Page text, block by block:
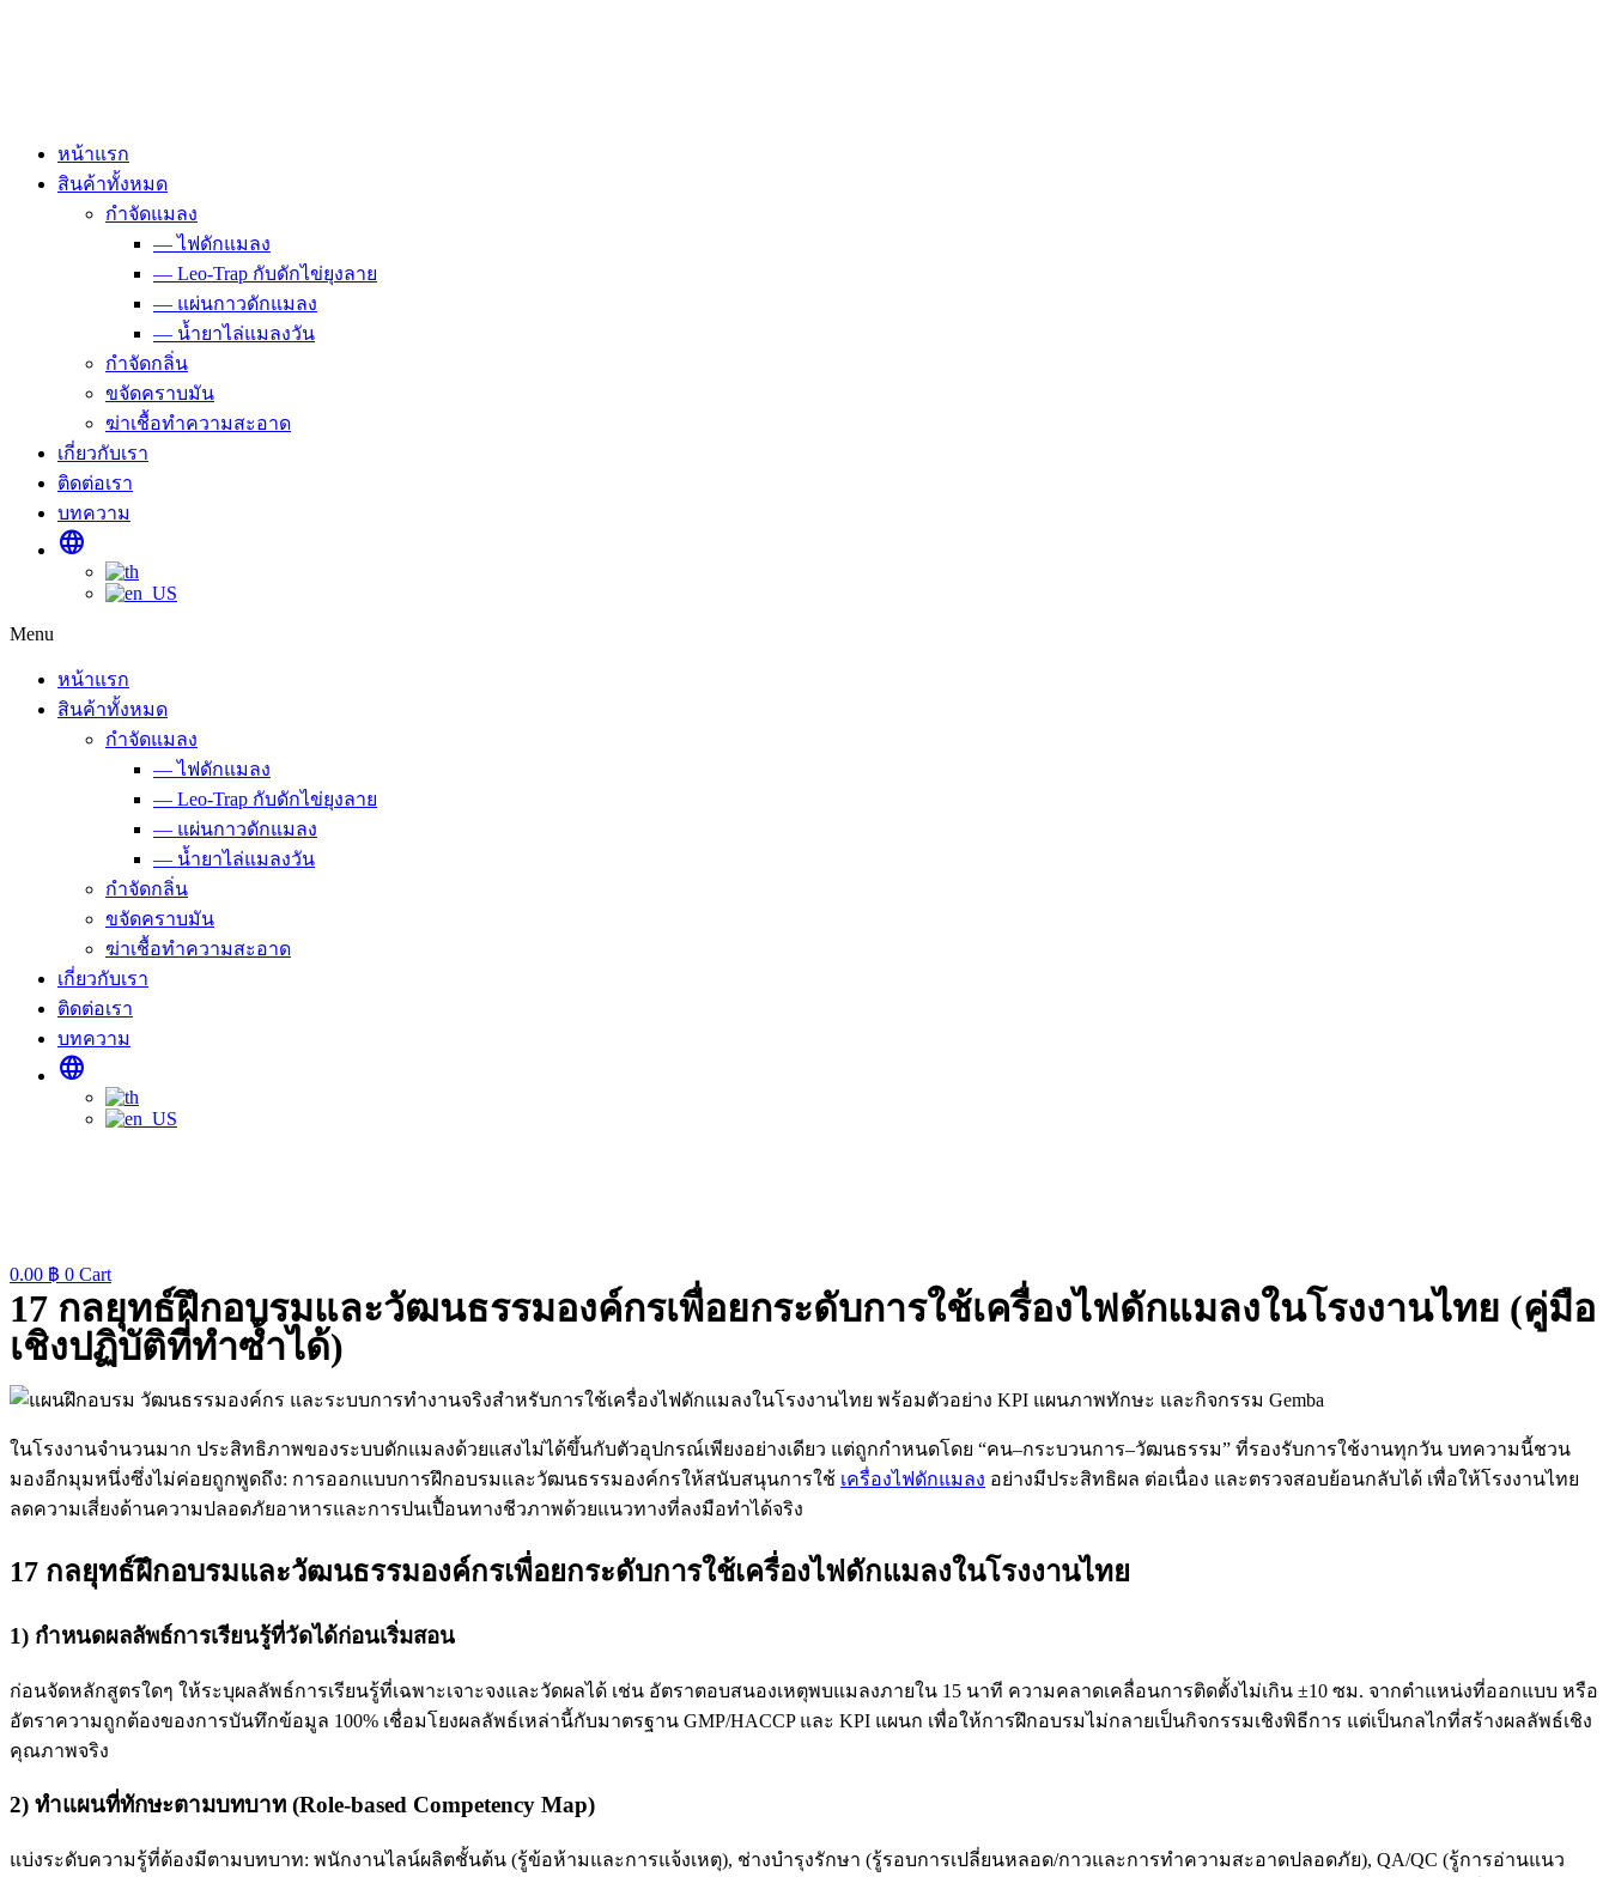
หน้าแรก
สินค้าทั้งหมด
กำจัดแมลง
— ไฟดักแมลง
— Leo-Trap กับดักไข่ยุงลาย
— แผ่นกาวดักแมลง
— น้ำยาไล่แมลงวัน
กำจัดกลิ่น
ขจัดคราบมัน
ฆ่าเชื้อทำความสะอาด
เกี่ยวกับเรา
ติดต่อเรา
บทความ
language
Menu
หน้าแรก
สินค้าทั้งหมด
กำจัดแมลง
— ไฟดักแมลง
— Leo-Trap กับดักไข่ยุงลาย
— แผ่นกาวดักแมลง
— น้ำยาไล่แมลงวัน
กำจัดกลิ่น
ขจัดคราบมัน
ฆ่าเชื้อทำความสะอาด
เกี่ยวกับเรา
ติดต่อเรา
บทความ
language
0.00 ฿ 0 Cart
17 กลยุทธ์ฝึกอบรมและวัฒนธรรมองค์กรเพื่อยกระดับการใช้เครื่องไฟดักแมลงในโรงงานไทย (คู่มือ
เชิงปฏิบัติที่ทำซ้ำได้)
ในโรงงานจำนวนมาก ประสิทธิภาพของระบบดักแมลงด้วยแสงไม่ได้ขึ้นกับตัวอุปกรณ์เพียงอย่างเดียว แต่ถูกกำหนดโดย “คน–กระบวนการ–วัฒนธรรม” ที่รองรับการใช้งานทุกวัน บทความนี้ชวน
มองอีกมุมหนึ่งซึ่งไม่ค่อยถูกพูดถึง: การออกแบบการฝึกอบรมและวัฒนธรรมองค์กรให้สนับสนุนการใช้ เครื่องไฟดักแมลง อย่างมีประสิทธิผล ต่อเนื่อง และตรวจสอบย้อนกลับได้ เพื่อให้โรงงานไทย
ลดความเสี่ยงด้านความปลอดภัยอาหารและการปนเปื้อนทางชีวภาพด้วยแนวทางที่ลงมือทำได้จริง
17 กลยุทธ์ฝึกอบรมและวัฒนธรรมองค์กรเพื่อยกระดับการใช้เครื่องไฟดักแมลงในโรงงานไทย
1) กำหนดผลลัพธ์การเรียนรู้ที่วัดได้ก่อนเริ่มสอน
ก่อนจัดหลักสูตรใดๆ ให้ระบุผลลัพธ์การเรียนรู้ที่เฉพาะเจาะจงและวัดผลได้ เช่น อัตราตอบสนองเหตุพบแมลงภายใน 15 นาที ความคลาดเคลื่อนการติดตั้งไม่เกิน ±10 ซม. จากตำแหน่งที่ออกแบบ หรือ
อัตราความถูกต้องของการบันทึกข้อมูล 100% เชื่อมโยงผลลัพธ์เหล่านี้กับมาตรฐาน GMP/HACCP และ KPI แผนก เพื่อให้การฝึกอบรมไม่กลายเป็นกิจกรรมเชิงพิธีการ แต่เป็นกลไกที่สร้างผลลัพธ์เชิง
คุณภาพจริง
2) ทำแผนที่ทักษะตามบทบาท (Role-based Competency Map)
แบ่งระดับความรู้ที่ต้องมีตามบทบาท: พนักงานไลน์ผลิตชั้นต้น (รู้ข้อห้ามและการแจ้งเหตุ), ช่างบำรุงรักษา (รู้รอบการเปลี่ยนหลอด/กาวและการทำความสะอาดปลอดภัย), QA/QC (รู้การอ่านแนว